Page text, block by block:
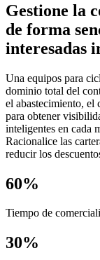
Gestione la
de forma
interesadas
Una equipos para
dominio total del
el abastecimiento, el
para obtener
inteligentes en cada
Racionalice las
reducir los
60%
Tiempo de
30%